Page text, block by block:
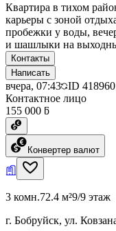
Квартира в тихом
карьеры с зоной
пробежки у воды,
и шашлыки на
Контакты
Написать
вчера, 07:43 ID
Контактное лицо
155 000 ƃ
Конвертер валют
3 комн.72.4 м²9/9 этаж
г. Бобруйск, ул.